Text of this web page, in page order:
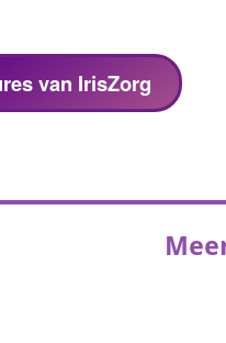
van IrisZorg